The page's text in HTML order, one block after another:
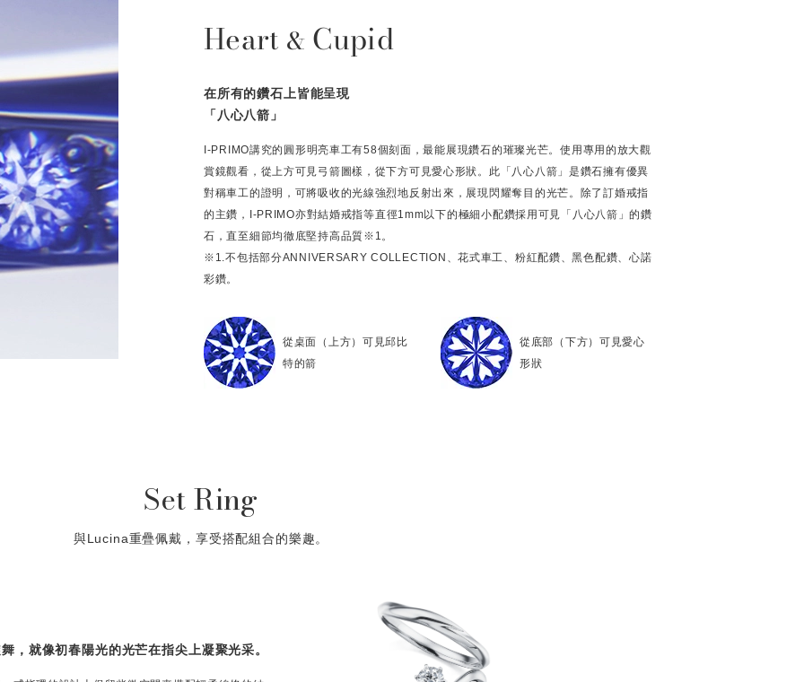
Heart & Cupid
在所有的鑽石上皆能呈現
「八心八箭」
I-PRIMO講究的圓形明亮車工有58個刻面，最能展現鑽石的璀璨光芒。使用專用的放大觀
賞鏡觀看，從上方可見弓箭圖樣，從下方可見愛心形狀。此「八心八箭」是鑽石擁有優異
對稱車工的證明，可將吸收的光線強烈地反射出來，展現閃耀奪目的光芒。除了訂婚戒指
的主鑽，I-PRIMO亦對結婚戒指等直徑1mm以下的極細小配鑽採用可見「八心八箭」的鑽
石，直至細節均徹底堅持高品質※1。
※1.不包括部分ANNIVERSARY COLLECTION、花式車工、粉紅配鑽、黑色配鑽、心諾
彩鑽。
從桌面（上方）可見邱比
特的箭
從底部（下方）可見愛心
形狀
Set Ring
與Lucina重疊佩戴，享受搭配組合的樂趣。
，就像初春陽光的光芒在指尖上凝聚光采。